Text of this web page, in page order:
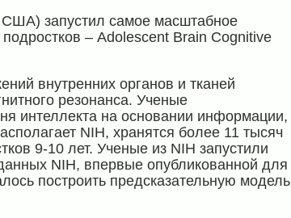
запустил самое масштабное
– Adolescent Brain Cognitive
внутренних органов и тканей
резонанса. Ученые
интеллекта на основании информации,
NIH, хранятся более 11 тысяч
9-10 лет. Ученые из NIH запустили
NIH, впервые опубликованной для
построить предсказательную модель